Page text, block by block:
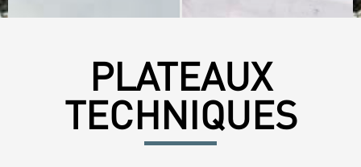
PLATEAUX
TECHNIQUES